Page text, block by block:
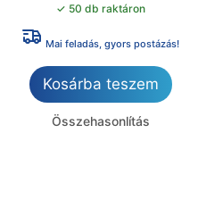
✓ 50 db raktáron
Mai feladás, gyors postázás!
Kosárba teszem
Összehasonlítás